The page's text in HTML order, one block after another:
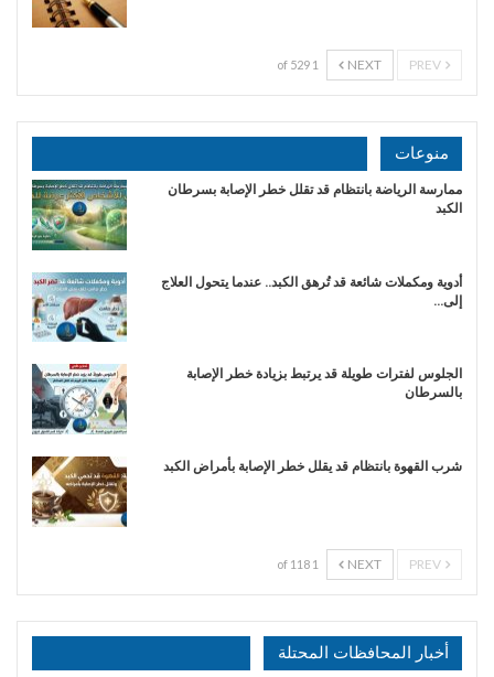
NEXT
1 of 529
منوعات
ممارسة الرياضة بانتظام قد تقلل خطر الإصابة بسرطان
الكبد
أدوية ومكملات شائعة قد تُرهق الكبد.. عندما يتحول العلاج
إلى…
الجلوس لفترات طويلة قد يرتبط بزيادة خطر الإصابة
بالسرطان
شرب القهوة بانتظام قد يقلل خطر الإصابة بأمراض الكبد
NEXT
1 of 118
أخبار المحافظات المحتلة